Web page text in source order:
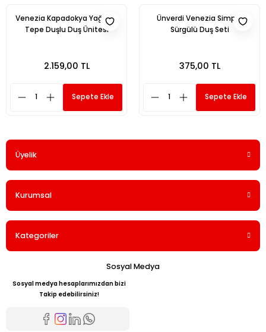
Venezia Kapadokya Yağmur
Tepe Duşlu Duş Ünitesi
2.159,00 TL
Sepete Ekle
Ünverdi Venezia Simple
Sürgülü Duş Seti
375,00 TL
Sepete Ekle
Üyelik
Kurumsal
Kategoriler
Sosyal Medya
Sosyal medya hesaplarımızdan bizi
Takip edebilirsiniz!